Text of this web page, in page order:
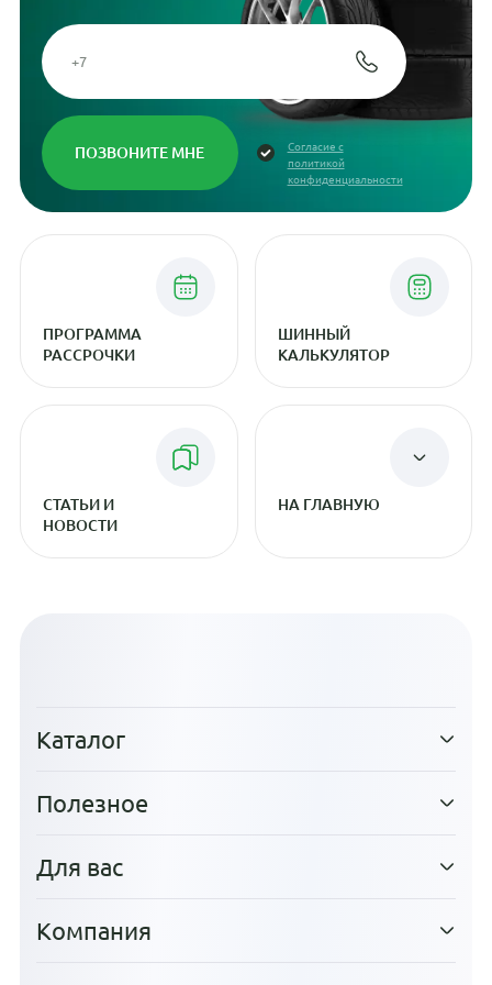
Согласие с
политикой
конфиденциальности
ПРОГРАММА
РАССРОЧКИ
ШИННЫЙ
КАЛЬКУЛЯТОР
СТАТЬИ И
НОВОСТИ
НА ГЛАВНУЮ
Каталог
Полезное
Для вас
Компания